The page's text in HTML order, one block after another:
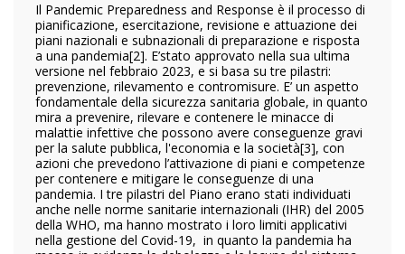
Il Pandemic Preparedness and Response è il processo di
pianificazione, esercitazione, revisione e attuazione dei
piani nazionali e subnazionali di preparazione e risposta
a una pandemia[2]. E’stato approvato nella sua ultima
versione nel febbraio 2023, e si basa su tre pilastri:
prevenzione, rilevamento e contromisure. E’ un aspetto
fondamentale della sicurezza sanitaria globale, in quanto
mira a prevenire, rilevare e contenere le minacce di
malattie infettive che possono avere conseguenze gravi
per la salute pubblica, l'economia e la società[3], con
azioni che prevedono l’attivazione di piani e competenze
per contenere e mitigare le conseguenze di una
pandemia. I tre pilastri del Piano erano stati individuati
anche nelle norme sanitarie internazionali (IHR) del 2005
della WHO, ma hanno mostrato i loro limiti applicativi
nella gestione del Covid-19, in quanto la pandemia ha